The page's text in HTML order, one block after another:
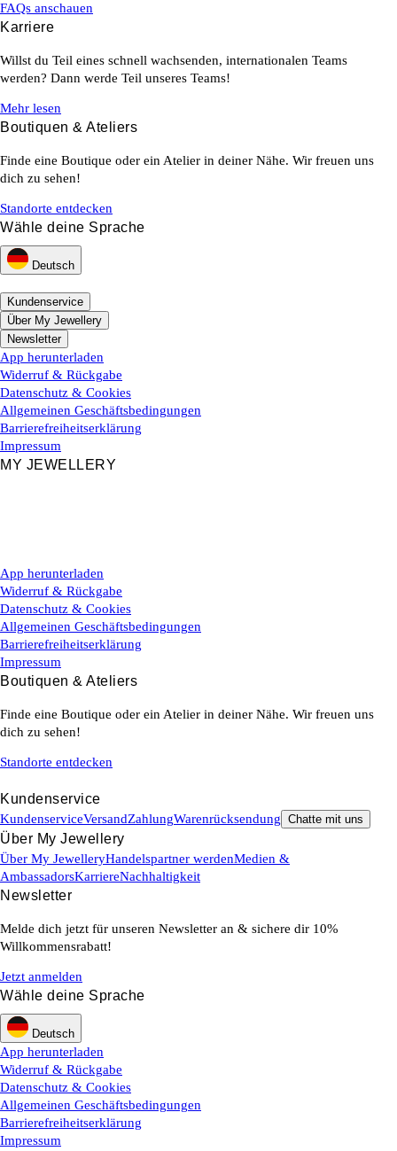
FAQs anschauen
Karriere
Willst du Teil eines schnell wachsenden, internationalen Teams
werden? Dann werde Teil unseres Teams!
Mehr lesen
Boutiquen & Ateliers
Finde eine Boutique oder ein Atelier in deiner Nähe. Wir freuen uns
dich zu sehen!
Standorte entdecken
Wähle deine Sprache
Deutsch
Kundenservice
Über My Jewellery
Newsletter
App herunterladen
Widerruf & Rückgabe
Datenschutz & Cookies
Allgemeinen Geschäftsbedingungen
Barrierefreiheitserklärung
Impressum
MY JEWELLERY
App herunterladen
Widerruf & Rückgabe
Datenschutz & Cookies
Allgemeinen Geschäftsbedingungen
Barrierefreiheitserklärung
Impressum
Boutiquen & Ateliers
Finde eine Boutique oder ein Atelier in deiner Nähe. Wir freuen uns
dich zu sehen!
Standorte entdecken
Kundenservice
KundenserviceVersandZahlungWarenrücksendung Chatte mit uns
Über My Jewellery
Über My JewelleryHandelspartner werdenMedien &
AmbassadorsKarriereNachhaltigkeit
Newsletter
Melde dich jetzt für unseren Newsletter an & sichere dir 10%
Willkommensrabatt!
Jetzt anmelden
Wähle deine Sprache
Deutsch
App herunterladen
Widerruf & Rückgabe
Datenschutz & Cookies
Allgemeinen Geschäftsbedingungen
Barrierefreiheitserklärung
Impressum